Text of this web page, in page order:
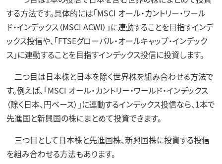
する方法です。具体的には「MSCI オール・カントリー・ワール
ド・インデックス（MSCI ACWI）」に連動することを目指すインデ
ックス投信や、「FTSEグローバル・オールキャップ・インデック
ス」に連動することを目指すインデックス投信に投資します。
二つ目は日本株と日本を除く世界株を組み合わせる方法で
す。例えば、「MSCI オール・カントリー・ワールド・インデックス
（除く日本、円ベース）」に連動するインデックス投信なら、1本で
先進国と新興国の株にまとめて投資できます。
三つ目として日本株と先進国株、新興国株に投資する投信
を組み合わせる方法もあります。